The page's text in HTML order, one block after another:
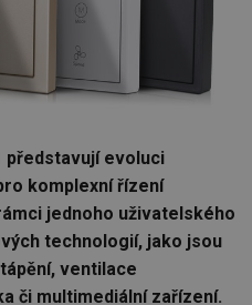
představují evoluci
komplexní řízení
jednoho uživatelského
technologií, jako jsou
ventilace
či multimediální zařízení.